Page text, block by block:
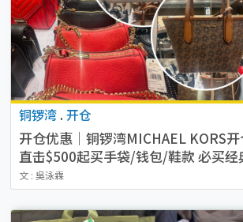
铜锣湾 . 开仓
开仓优惠｜铜锣湾MICHAEL KORS开
直击$500起买手袋/钱包/鞋款 必买
文 : 吳泳霖